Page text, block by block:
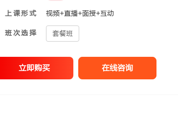
上课形式 视频+直播+面授+互动
班次选择 套餐班
立即购买 在线咨询